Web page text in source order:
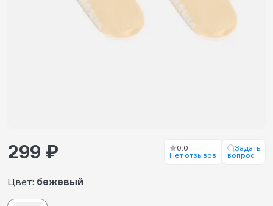
Цвет: бежевый
299 ₽
0.0
Нет отзывов
Задать
вопрос